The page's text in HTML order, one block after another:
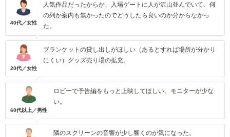
40代／女性
人気作品だったからか、入場ゲートに人が沢山並んでいて、何
の列か案内も無かったのでどうしたら良いのか分からなかっ
た。
20代／女性
ブランケットの貸し出しがほしい（あるとすれば場所が分かり
にくい）グッズ売り場の拡充。
60代以上／男性
ロビーで予告編をもっと上映してほしい。モニターが少な
い。
隣のスクリーンの音響が少し響くのが気になった。